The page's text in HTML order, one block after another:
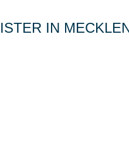
IN